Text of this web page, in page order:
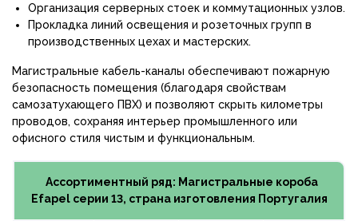
Организация серверных стоек и коммутационных узлов.
Прокладка линий освещения и розеточных групп в
производственных цехах и мастерских.
Магистральные кабель-каналы обеспечивают пожарную
безопасность помещения (благодаря свойствам
самозатухающего ПВХ) и позволяют скрыть километры
проводов, сохраняя интерьер промышленного или
офисного стиля чистым и функциональным.
Ассортиментный ряд: Магистральные короба
Efapel серии 13, страна изготовления Португалия